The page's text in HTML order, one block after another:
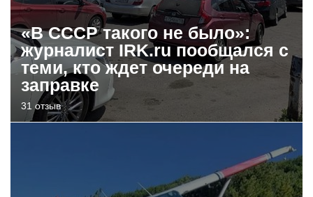
«В СССР такого не было»:
журналист IRK.ru пообщался с
теми, кто ждет очереди на
заправке
31 отзыв